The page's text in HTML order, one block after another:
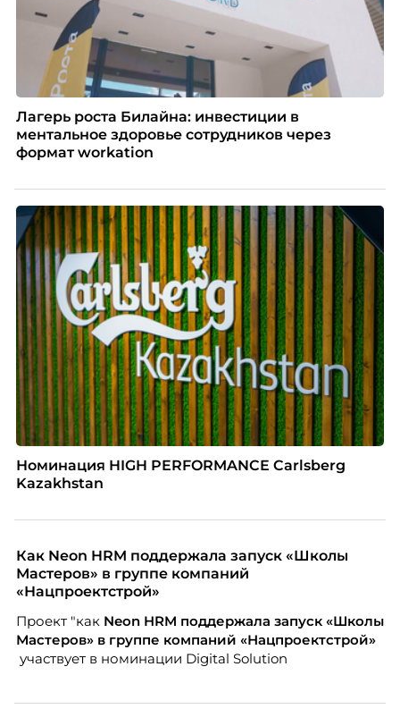
Лагерь роста Билайна: инвестиции в
ментальное здоровье сотрудников через
формат workation
Номинация HIGH PERFORMANCE Carlsberg
Kazakhstan
Как Neon HRM поддержала запуск «Школы
Мастеров» в группе компаний
«Нацпроектстрой»
Проект "как Neon HRM поддержала запуск «Школы
Мастеров» в группе компаний «Нацпроектстрой»
участвует в номинации Digital Solution